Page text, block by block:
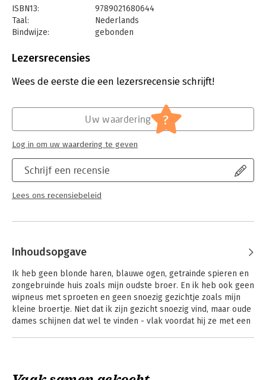
ISBN13:
9789021680644
Taal:
Nederlands
Bindwijze:
gebonden
Uitgever:
Verschijningsdatum:
9-12-2020
Lezersrecensies
Wees de eerste die een lezersrecensie schrijft!
Schrijf een recensie
Lees ons recensiebeleid
Uw waardering ?
Log in om uw waardering te geven
Inhoudsopgave
Ik heb geen blonde haren, blauwe ogen, getrainde spieren en
zongebruinde huis zoals mijn oudste broer. En ik heb ook geen
wipneus met sproeten en geen snoezig gezichtje zoals mijn
kleine broertje. Niet dat ik zijn gezicht snoezig vind, maar oude
dames schijnen dat wel te vinden - vlak voordat hij ze met een